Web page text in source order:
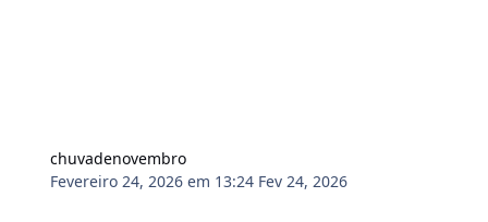
chuvadenovembro
Fevereiro 24, 2026 em 13:24 Fev 24, 2026